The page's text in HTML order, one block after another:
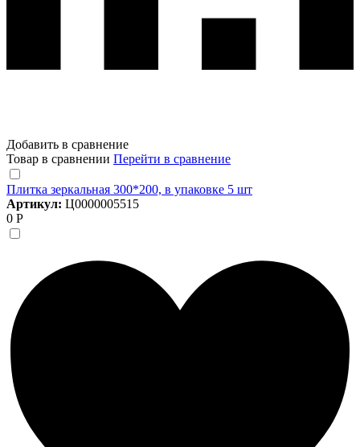
Добавить в сравнение
Товар в сравнении Перейти в сравнение
Плитка зеркальная 300*200, в упаковке 5 шт
Артикул: Ц0000005515
0 Р